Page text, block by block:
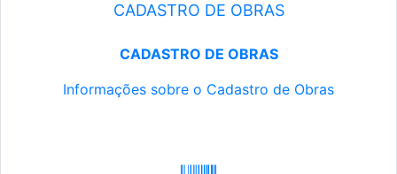
CADASTRO DE OBRAS
CADASTRO DE OBRAS
Informações sobre o Cadastro de Obras